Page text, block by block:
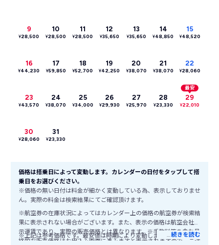
9
¥28,500
10
¥28,500
11
¥28,500
12
¥35,650
13
¥35,650
14
¥48,850
15
¥48,520
16
¥44,230
17
¥59,850
18
¥52,700
19
¥42,250
20
¥38,070
21
¥38,070
22
¥28,060
23
¥43,570
24
¥38,070
25
¥34,000
26
¥29,930
27
¥25,970
28
¥23,330
最安
29
¥22,010
30
¥28,060
31
¥23,330
価格は搭乗日によって変動します。カレンダーの日付をタップして搭
乗日をお選びください。
※価格の無い日付は料金が細かく変動している為、表示しておりませ
ん。実際の料金は検索結果にてご確認頂けます。
※航空券の在庫状況によってはカレンダー上の価格の航空券が検索結
果に表示されない場合がございます。また、表示の価格は航空会社公
示運賃であり、実際の販売価格とは異なります。※手数料等を含む最
終的な販売価格はお申込み画面に進みますと表示されますので、ご注
※上記は参考価格です。最安値は時期により変動します。
…続きを読む